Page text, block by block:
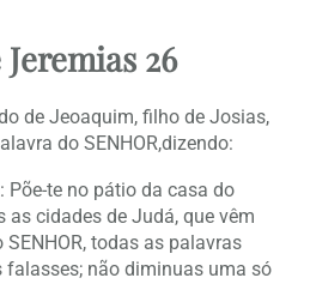
26
de Jeoaquim, filho de Josias,
do SENHOR,dizendo:
Põe-te no pátio da casa do
as cidades de Judá, que vêm
todas as palavras
falasses; não diminuas uma só